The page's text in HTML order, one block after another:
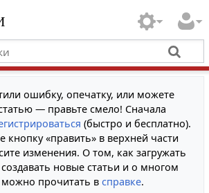
ошибку, опечатку, или можете
— правьте смело! Сначала
(быстро и бесплатно).
кнопку «править» в верхней части
изменения. О том, как загружать
новые статьи и о многом
можно прочитать в справке.